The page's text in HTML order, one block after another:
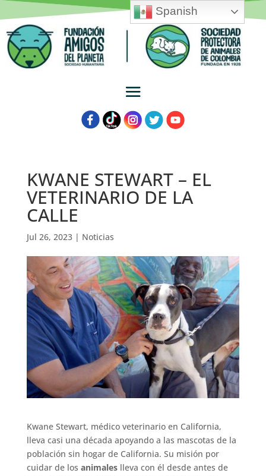
KWANE STEWART – EL
VETERINARIO DE LA
CALLE
Jul 26, 2023| Noticias
Kwane Stewart, médico veterinario en California,
lleva casi una década apoyando a las mascotas de la
población sin hogar de California. Su misión por
cuidar de los animaleslleva con él desde antes de
Spanish